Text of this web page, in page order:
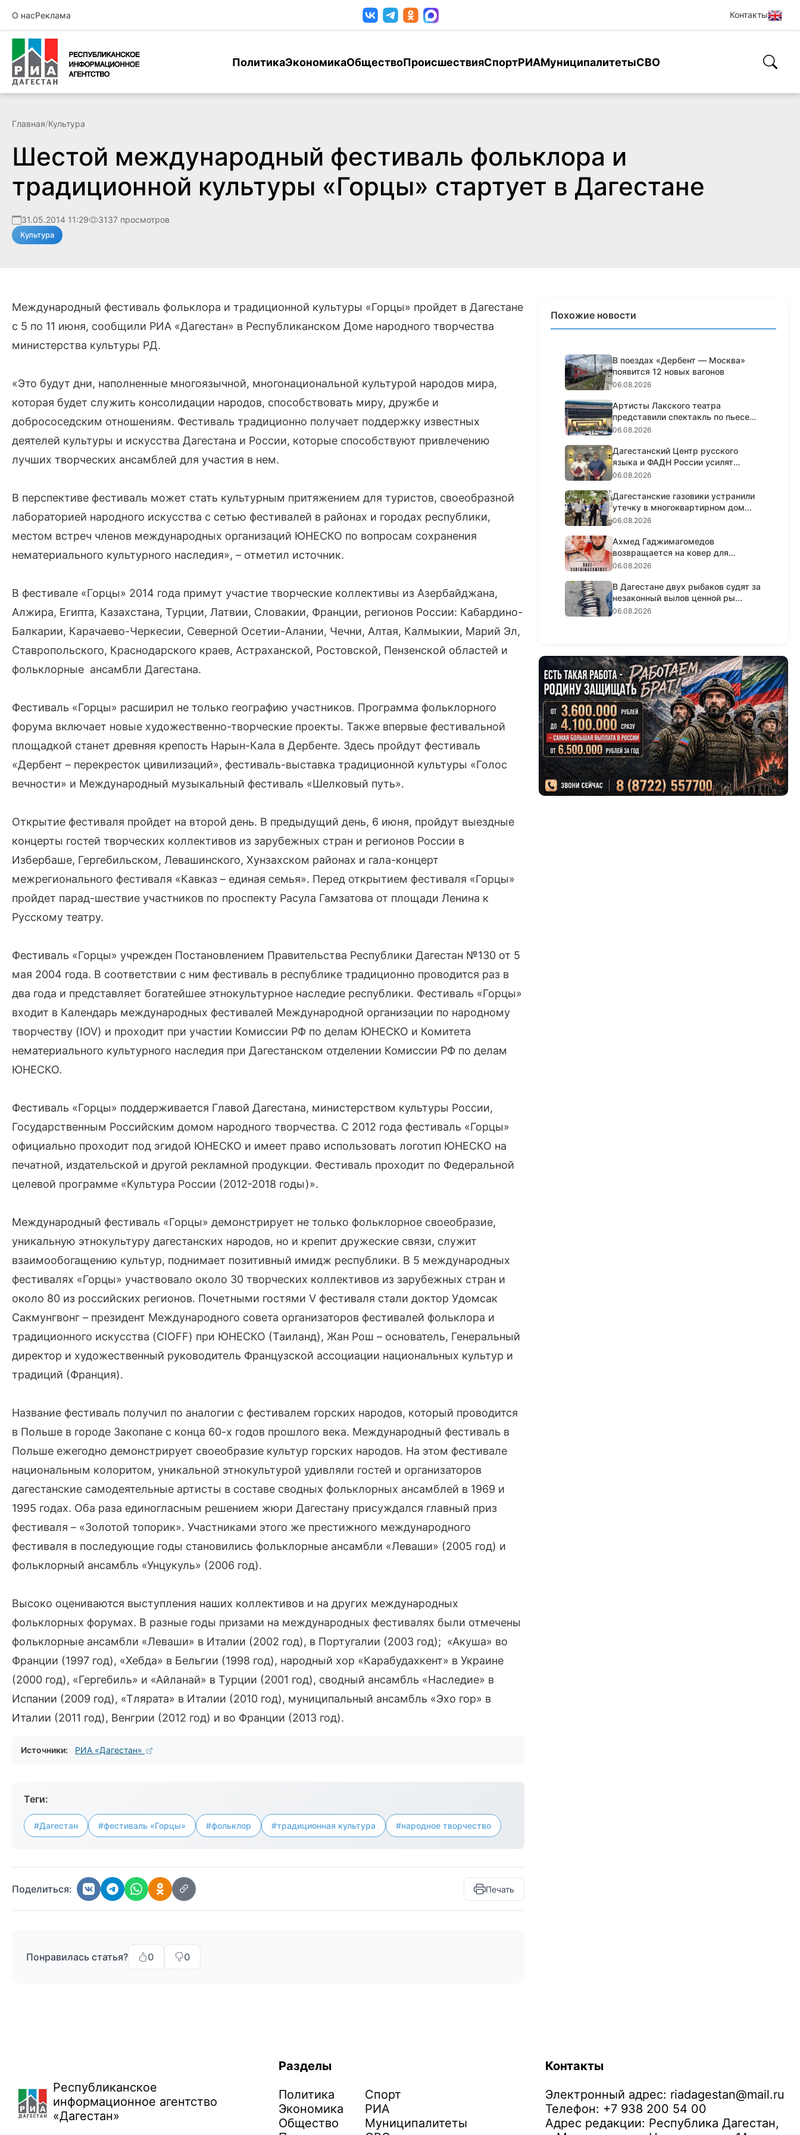
О насРеклама Контакты
ПолитикаЭкономикаОбществоПроисшествияСпортРИАМуниципалитетыСВО
Главная/Культура
Шестой международный фестиваль фольклора и
традиционной культуры «Горцы» стартует в Дагестане
31.05.2014 11:29 3137 просмотров
Культура
Международный фестиваль фольклора и традиционной культуры «Горцы» пройдет в Дагестане
с 5 по 11 июня, сообщили РИА «Дагестан» в Республиканском Доме народного творчества
министерства культуры РД.
«Это будут дни, наполненные многоязычной, многонациональной культурой народов мира,
которая будет служить консолидации народов, способствовать миру, дружбе и
добрососедским отношениям. Фестиваль традиционно получает поддержку известных
деятелей культуры и искусства Дагестана и России, которые способствуют привлечению
лучших творческих ансамблей для участия в нем.
В перспективе фестиваль может стать культурным притяжением для туристов, своеобразной
лабораторией народного искусства с сетью фестивалей в районах и городах республики,
местом встреч членов международных организаций ЮНЕСКО по вопросам сохранения
нематериального культурного наследия», – отметил источник.
В фестивале «Горцы» 2014 года примут участие творческие коллективы из Азербайджана,
Алжира, Египта, Казахстана, Турции, Латвии, Словакии, Франции, регионов России: Кабардино-
Балкарии, Карачаево-Черкесии, Северной Осетии-Алании, Чечни, Алтая, Калмыкии, Марий Эл,
Ставропольского, Краснодарского краев, Астраханской, Ростовской, Пензенской областей и
фольклорные ансамбли Дагестана.
Фестиваль «Горцы» расширил не только географию участников. Программа фольклорного
форума включает новые художественно-творческие проекты. Также впервые фестивальной
площадкой станет древняя крепость Нарын-Кала в Дербенте. Здесь пройдут фестиваль
«Дербент – перекресток цивилизаций», фестиваль-выставка традиционной культуры «Голос
вечности» и Международный музыкальный фестиваль «Шелковый путь».
Открытие фестиваля пройдет на второй день. В предыдущий день, 6 июня, пройдут выездные
концерты гостей творческих коллективов из зарубежных стран и регионов России в
Избербаше, Гергебильском, Левашинского, Хунзахском районах и гала-концерт
межрегионального фестиваля «Кавказ – единая семья». Перед открытием фестиваля «Горцы»
пройдет парад-шествие участников по проспекту Расула Гамзатова от площади Ленина к
Русскому театру.
Фестиваль «Горцы» учрежден Постановлением Правительства Республики Дагестан №130 от 5
мая 2004 года. В соответствии с ним фестиваль в республике традиционно проводится раз в
два года и представляет богатейшее этнокультурное наследие республики. Фестиваль «Горцы»
входит в Календарь международных фестивалей Международной организации по народному
творчеству (IOV) и проходит при участии Комиссии РФ по делам ЮНЕСКО и Комитета
нематериального культурного наследия при Дагестанском отделении Комиссии РФ по делам
ЮНЕСКО.
Фестиваль «Горцы» поддерживается Главой Дагестана, министерством культуры России,
Государственным Российским домом народного творчества. С 2012 года фестиваль «Горцы»
официально проходит под эгидой ЮНЕСКО и имеет право использовать логотип ЮНЕСКО на
печатной, издательской и другой рекламной продукции. Фестиваль проходит по Федеральной
целевой программе «Культура России (2012-2018 годы)».
Международный фестиваль «Горцы» демонстрирует не только фольклорное своеобразие,
уникальную этнокультуру дагестанских народов, но и крепит дружеские связи, служит
взаимообогащению культур, поднимает позитивный имидж республики. В 5 международных
фестивалях «Горцы» участвовало около 30 творческих коллективов из зарубежных стран и
около 80 из российских регионов. Почетными гостями V фестиваля стали доктор Удомсак
Сакмунгвонг – президент Международного совета организаторов фестивалей фольклора и
традиционного искусства (CIOFF) при ЮНЕСКО (Таиланд), Жан Рош – основатель, Генеральный
директор и художественный руководитель Французской ассоциации национальных культур и
традиций (Франция).
Название фестиваль получил по аналогии с фестивалем горских народов, который проводится
в Польше в городе Закопане с конца 60-х годов прошлого века. Международный фестиваль в
Польше ежегодно демонстрирует своеобразие культур горских народов. На этом фестивале
национальным колоритом, уникальной этнокультурой удивляли гостей и организаторов
дагестанские самодеятельные артисты в составе сводных фольклорных ансамблей в 1969 и
1995 годах. Оба раза единогласным решением жюри Дагестану присуждался главный приз
фестиваля – «Золотой топорик». Участниками этого же престижного международного
фестиваля в последующие годы становились фольклорные ансамбли «Леваши» (2005 год) и
фольклорный ансамбль «Унцукуль» (2006 год).
Высоко оцениваются выступления наших коллективов и на других международных
фольклорных форумах. В разные годы призами на международных фестивалях были отмечены
фольклорные ансамбли «Леваши» в Италии (2002 год), в Португалии (2003 год); «Акуша» во
Франции (1997 год), «Хебда» в Бельгии (1998 год), народный хор «Карабудахкент» в Украине
(2000 год), «Гергебиль» и «Айланай» в Турции (2001 год), сводный ансамбль «Наследие» в
Испании (2009 год), «Тлярата» в Италии (2010 год), муниципальный ансамбль «Эхо гор» в
Италии (2011 год), Венгрии (2012 год) и во Франции (2013 год).
Источники: РИА «Дагестан»
Теги:
#Дагестан #фестиваль «Горцы» #фольклор #традиционная культура #народное творчество
Поделиться: Печать
Понравилась статья? 0 0
Похожие новости
В поездах «Дербент — Москва»
появится 12 новых вагонов
06.08.2026
Артисты Лакского театра
представили спектакль по пьесе
Шексп...
06.08.2026
Дагестанский Центр русского
языка и ФАДН России усилят
работ...
06.08.2026
Дагестанские газовики устранили
утечку в многоквартирном дом...
06.08.2026
Ахмед Гаджимагомедов
возвращается на ковер для
титульного ре...
06.08.2026
В Дагестане двух рыбаков судят за
незаконный вылов ценной ры...
06.08.2026
Республиканское
информационное агентство
«Дагестан»
Разделы
Политика
Экономика
Общество
Спорт
РИА
Муниципалитеты
Контакты
Электронный адрес: riadagestan@mail.ru
Телефон: +7 938 200 54 00
Адрес редакции: Республика Дагестан,